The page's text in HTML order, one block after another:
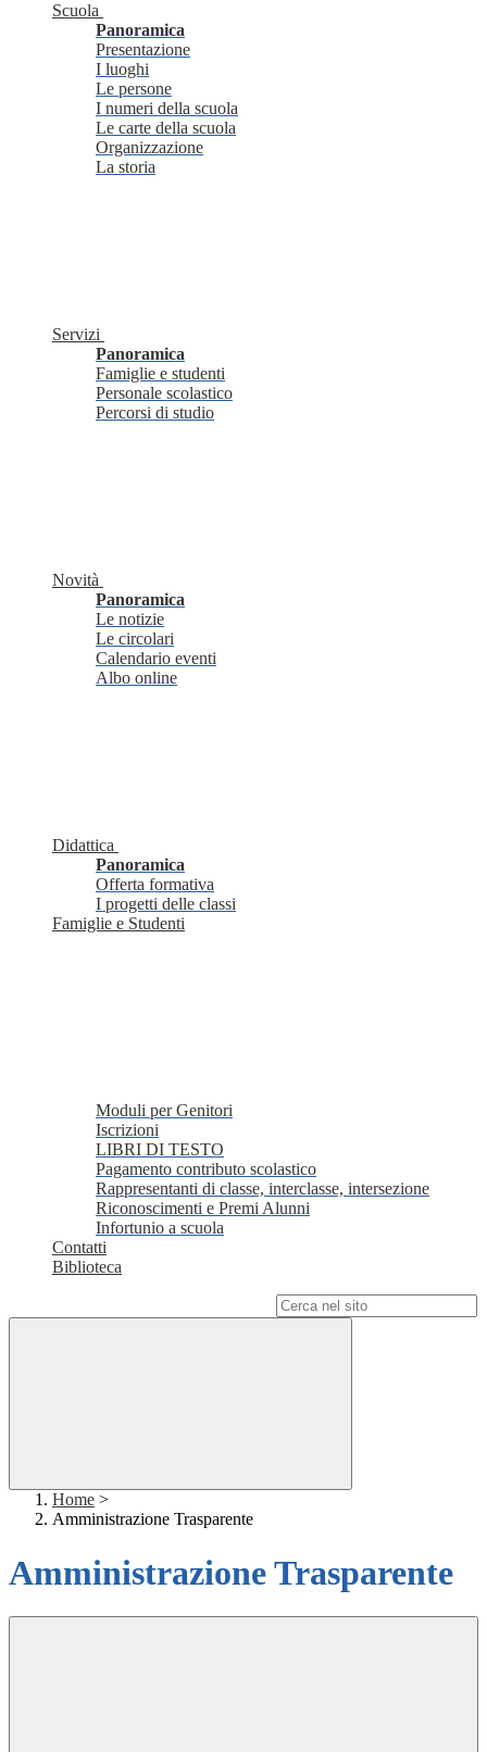
Scuola
Panoramica
Presentazione
I luoghi
Le persone
I numeri della scuola
Le carte della scuola
Organizzazione
La storia
Servizi
Panoramica
Famiglie e studenti
Personale scolastico
Percorsi di studio
Novità
Panoramica
Le notizie
Le circolari
Calendario eventi
Albo online
Didattica
Panoramica
Offerta formativa
I progetti delle classi
Famiglie e Studenti
Moduli per Genitori
Iscrizioni
LIBRI DI TESTO
Pagamento contributo scolastico
Rappresentanti di classe, interclasse, intersezione
Riconoscimenti e Premi Alunni
Infortunio a scuola
Contatti
Biblioteca
Home >
Amministrazione Trasparente
Amministrazione Trasparente